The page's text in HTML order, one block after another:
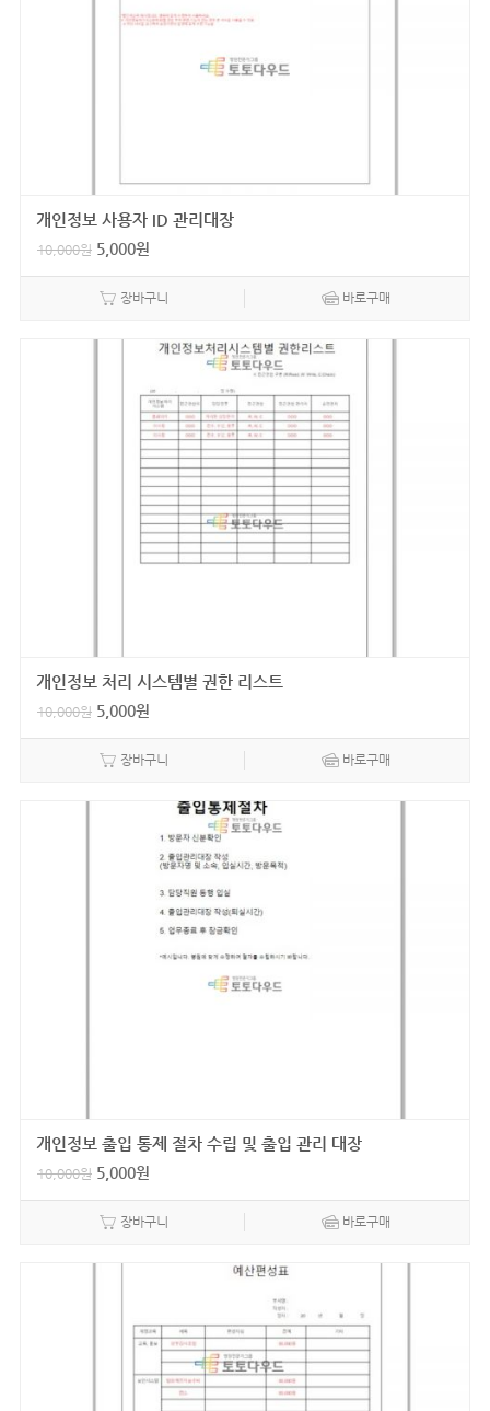
개인정보 사용자 ID 관리대장
10,000원 5,000원
장바구니 바로구매
개인정보 처리 시스템별 권한 리스트
10,000원 5,000원
장바구니 바로구매
개인정보 출입 통제 절차 수립 및 출입 관리 대장
10,000원 5,000원
장바구니 바로구매